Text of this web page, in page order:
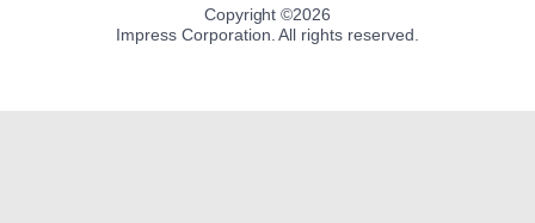
Copyright ©2026
Impress Corporation. All rights reserved.